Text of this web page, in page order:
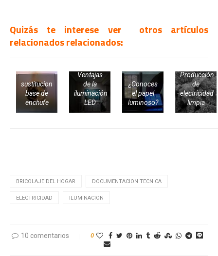
Quizás te interese ver otros artículos
relacionados relacionados:
sustitucion
base de
enchufe
Ventajas
de la
iluminación
LED
¿Conoces
el papel
luminoso?
Producción
de
electricidad
limpia
BRICOLAJE DEL HOGAR DOCUMENTACION TECNICA
ELECTRICIDAD ILUMINACION
10 comentarios 0